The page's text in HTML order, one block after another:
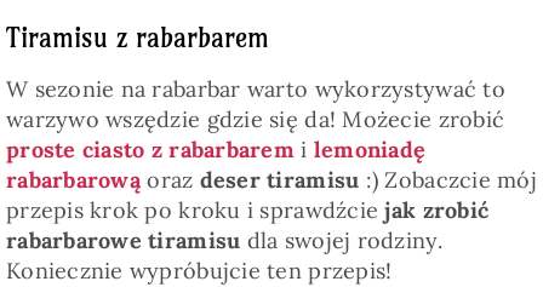
Tiramisu z rabarbarem
W sezonie na rabarbar warto wykorzystywać to
warzywo wszędzie gdzie się da! Możecie zrobić
proste ciasto z rabarbarem i lemoniadę
rabarbarowąoraz deser tiramisu :) Zobaczcie mój
przepis krok po kroku i sprawdźcie jak zrobić
rabarbarowe tiramisu dla swojej rodziny.
Koniecznie wypróbujcie ten przepis!